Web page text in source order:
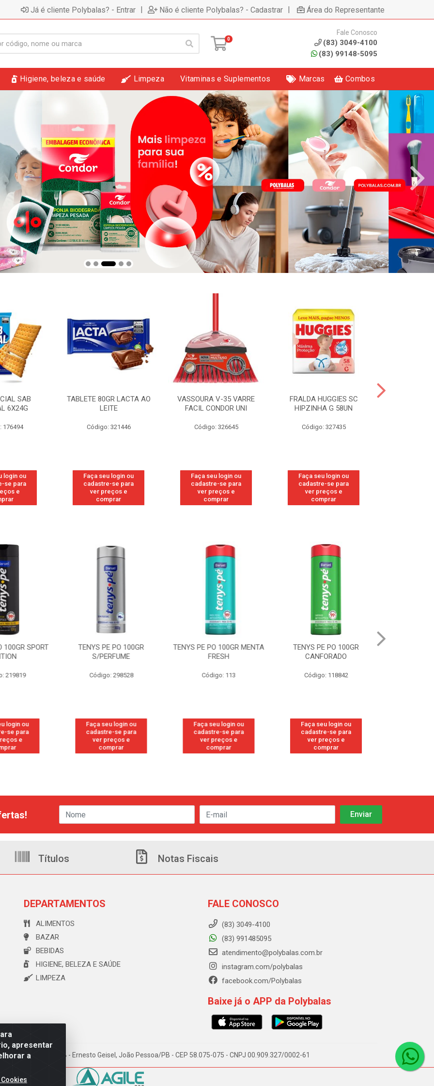
Já é cliente Polybalas? - Entrar | Não é cliente Polybalas? - Cadastrar | Área do Representante
0
Fale Conosco
(83) 3049-4100
(83) 99148-5095
Higiene, beleza e saúde Limpeza Vitaminas e Suplementos Marcas Combos
SAB
6X24G
176494
login ou
se para
e
TABLETE 80GR LACTA AO
LEITE
Código: 321446
Faça seu login ou
cadastre-se para
ver preços e
comprar
VASSOURA V-35 VARRE
FACIL CONDOR UNI
Código: 326645
Faça seu login ou
cadastre-se para
ver preços e
comprar
FRALDA HUGGIES SC
HIPZINHA G 58UN
Código: 327435
Faça seu login ou
cadastre-se para
ver preços e
comprar
100GR SPORT
219819
login ou
se para
e
TENYS PE PO 100GR
S/PERFUME
Código: 298528
Faça seu login ou
cadastre-se para
ver preços e
comprar
TENYS PE PO 100GR MENTA
FRESH
Código: 113
Faça seu login ou
cadastre-se para
ver preços e
comprar
TENYS PE PO 100GR
CANFORADO
Código: 118842
Faça seu login ou
cadastre-se para
ver preços e
comprar
apresentar
a
Títulos Notas Fiscais
DEPARTAMENTOS
ALIMENTOS
BAZAR
BEBIDAS
HIGIENE, BELEZA E SAÚDE
LIMPEZA
FALE CONOSCO
(83) 3049-4100
(83) 991485095
atendimento@polybalas.com.br
instagram.com/polybalas
facebook.com/Polybalas
Baixe já o APP da Polybalas
173 Galpão B - Ernesto Geisel, João Pessoa/PB - CEP 58.075-075 - CNPJ 00.909.327/0002-61